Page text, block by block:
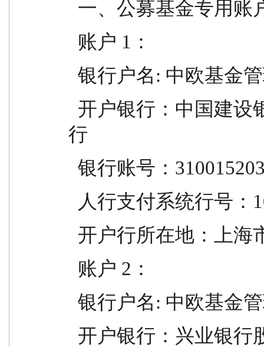
一、公募基金专用账
  账户 1：
银行户名: 中欧基金
行
银行账号：
人行支付系统行号
开户行所在地：上海
  账户 2：
银行户名: 中欧基金
开户银行：兴业银